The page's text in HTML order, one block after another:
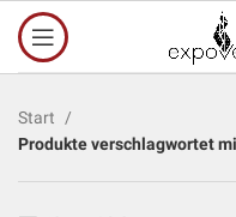
Start
Produkte verschlagwortet